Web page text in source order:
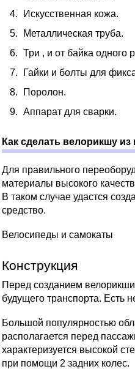
Искусственная кожа.
Металлическая труба.
Три , и от байка одного
Гайки и болты для
Поролон.
Аппарат для сварки.
Как сделать велорикшу из
Для правильного
материалы высокого
В таком случае удастся
средство.
Велосипеды и самокаты
Конструкция
Перед созданием
будущего транспорта. Есть
Большой популярностью
располагается перед
характеризуется высокой
при помощи 2 задних колес.